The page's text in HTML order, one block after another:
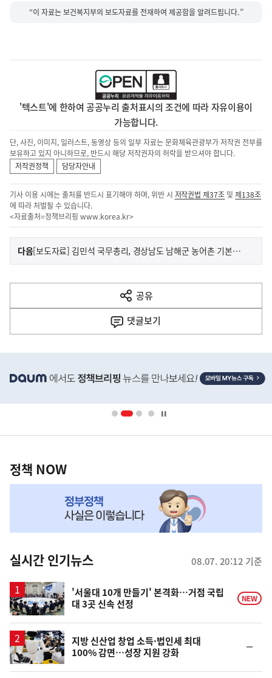
“이 자료는 보건복지부의 보도자료를 전재하여 제공함을 알려드립니다.”
'텍스트'에 한하여 공공누리 출처표시의 조건에 따라 자유이용이
가능합니다.
단, 사진, 이미지, 일러스트, 동영상 등의 일부 자료는 문화체육관광부가 저작권 전부를
보유하고 있지 아니하므로, 반드시 해당 저작권자의 허락을 받으셔야 합니다.
저작권정책
담당자안내
기사 이용 시에는 출처를 반드시 표기해야 하며, 위반 시 저작권법 제37조 및제138조
에 따라 처벌될 수 있습니다.
<자료출처=정책브리핑 www.korea.kr>
이
전
다
음
다음기
사
[보도자료] 김민석 국무총리, 경상남도 남해군 농어촌 기본소득 시범사업 현장점검
공유
열
기
댓글보기
단
영
책
NOW,
뉴
스
정책 NOW
실시간 인기뉴스 08.07. 20:12 기준
'서울대 10개 만들기' 본격화…거점 국립
대 3곳 신속 선정
NEW
지방 신산업 창업 소득·법인세 최대
100% 감면…성장 지원 강화
일